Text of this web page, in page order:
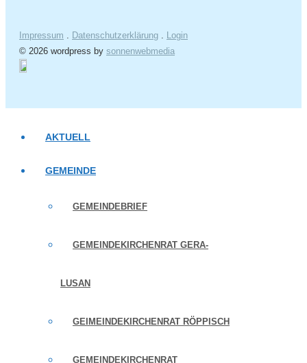
Impressum . Datenschutzerklärung . Login
© 2026 wordpress by sonnenwebmedia
AKTUELL
GEMEINDE
GEMEINDEBRIEF
GEMEINDEKIRCHENRAT GERA-
LUSAN
GEIMEINDEKIRCHENRAT RÖPPISCH
GEMEINDEKIRCHENRAT